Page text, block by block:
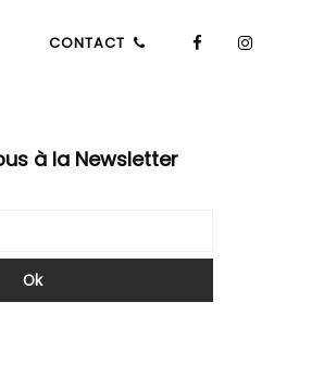
CONTACT
à la Newsletter